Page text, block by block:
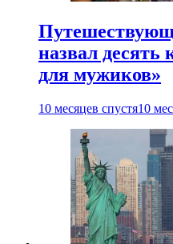
назвал десять
для мужиков»
10 месяцев спустя10